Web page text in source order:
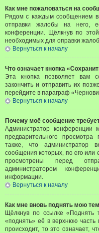
Как мне пожаловаться на
Рядом с каждым сообщением
отправки жалобы на него,
конференции. Щёлкнув по
необходимых для оправки
Вернуться к началу
Что означает кнопка
Эта кнопка позволяет вам
закончить и отправить их
перейдите в параграф
Вернуться к началу
Почему моё сообщение
Администратор конференции
предварительного
также, что администратор
сообщения которых, по его
просмотрены перед
администратором
информации.
Вернуться к началу
Как мне вновь поднять мою
Щёлкнув по ссылке
«поднять» её в верхнюю
происходит, то это означает,